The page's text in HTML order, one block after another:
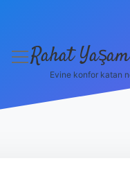
menüyü
Rahat
Evine konfor katan